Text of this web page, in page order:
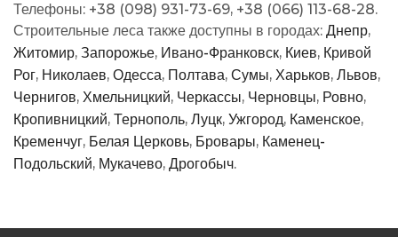
Телефоны: +38 (098) 931-73-69, +38 (066) 113-68-28.
Строительные леса также доступны в городах: Днепр,
Житомир, Запорожье, Ивано-Франковск, Киев, Кривой
Рог, Николаев, Одесса, Полтава, Сумы, Харьков, Львов,
Чернигов, Хмельницкий, Черкассы, Черновцы, Ровно,
Кропивницкий, Тернополь, Луцк, Ужгород, Каменское,
Кременчуг, Белая Церковь, Бровары, Каменец-
Подольский, Мукачево, Дрогобыч.